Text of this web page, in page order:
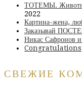
ТОТЕМЫ.
2022
Картина-жена,
Заказывай
Никас Сафронов
Congratulations
СВЕЖИЕ